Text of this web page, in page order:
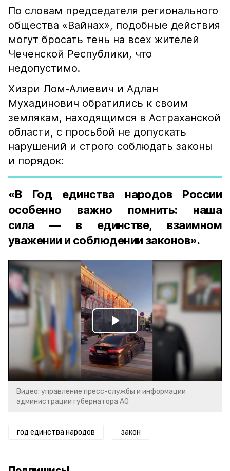
По словам председателя регионального
общества «Вайнах», подобные действия
могут бросать тень на всех жителей
Чеченской Республики, что
недопустимо.
Хизри Лом-Алиевич и Адлан
Мухадинович обратились к своим
землякам, находящимся в Астраханской
области, с просьбой не допускать
нарушений и строго соблюдать законы
и порядок:
«В Год единства народов России
особенно важно помнить: наша
сила — в единстве, взаимном
уважении и соблюдении законов».
Play
Video
Видео: управление пресс-службы и информации
администрации губернатора АО
год единства народов закон